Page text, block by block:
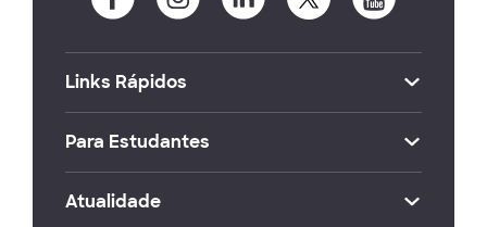
Links Rápidos
Para Estudantes
Atualidade